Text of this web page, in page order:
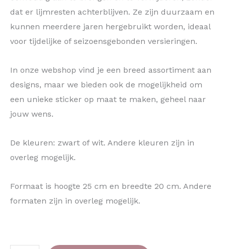
dat er lijmresten achterblijven. Ze zijn duurzaam en
kunnen meerdere jaren hergebruikt worden, ideaal
voor tijdelijke of seizoensgebonden versieringen.
In onze webshop vind je een breed assortiment aan
designs, maar we bieden ook de mogelijkheid om
een unieke sticker op maat te maken, geheel naar
jouw wens.
De kleuren: zwart of wit. Andere kleuren zijn in
overleg mogelijk.
Formaat is hoogte 25 cm en breedte 20 cm. Andere
formaten zijn in overleg mogelijk.